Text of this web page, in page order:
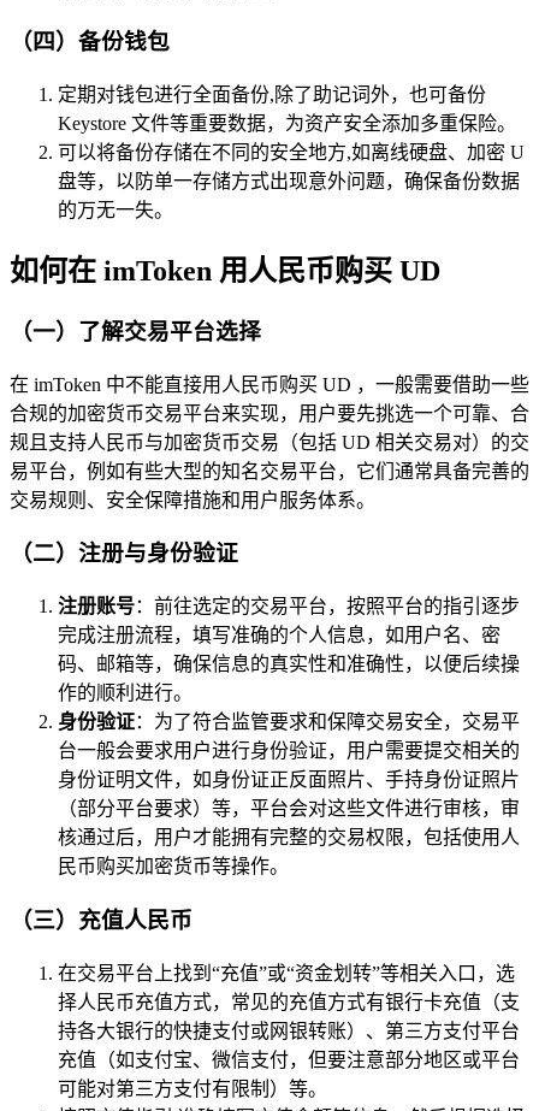
（四）备份钱包
定期对钱包进行全面备份,除了助记词外，也可备份
Keystore 文件等重要数据，为资产安全添加多重保险。
可以将备份存储在不同的安全地方,如离线硬盘、加密 U
盘等，以防单一存储方式出现意外问题，确保备份数据
的万无一失。
如何在 imToken 用人民币购买 UD
（一）了解交易平台选择
在 imToken 中不能直接用人民币购买 UD ，一般需要借助一些
合规的加密货币交易平台来实现，用户要先挑选一个可靠、合
规且支持人民币与加密货币交易（包括 UD 相关交易对）的交
易平台，例如有些大型的知名交易平台，它们通常具备完善的
交易规则、安全保障措施和用户服务体系。
（二）注册与身份验证
注册账号：前往选定的交易平台，按照平台的指引逐步
完成注册流程，填写准确的个人信息，如用户名、密
码、邮箱等，确保信息的真实性和准确性，以便后续操
作的顺利进行。
身份验证：为了符合监管要求和保障交易安全，交易平
台一般会要求用户进行身份验证，用户需要提交相关的
身份证明文件，如身份证正反面照片、手持身份证照片
（部分平台要求）等，平台会对这些文件进行审核，审
核通过后，用户才能拥有完整的交易权限，包括使用人
民币购买加密货币等操作。
（三）充值人民币
在交易平台上找到“充值”或“资金划转”等相关入口，选
择人民币充值方式，常见的充值方式有银行卡充值（支
持各大银行的快捷支付或网银转账）、第三方支付平台
充值（如支付宝、微信支付，但要注意部分地区或平台
可能对第三方支付有限制）等。